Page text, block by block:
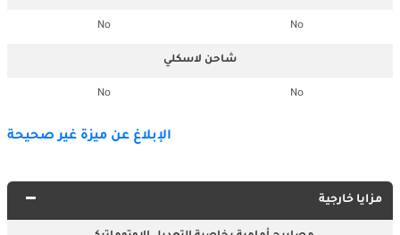
No
No
شاحن لاسكلي
No
No
الإبلاغ عن ميزة غير صحيحة
مزايا خارجية